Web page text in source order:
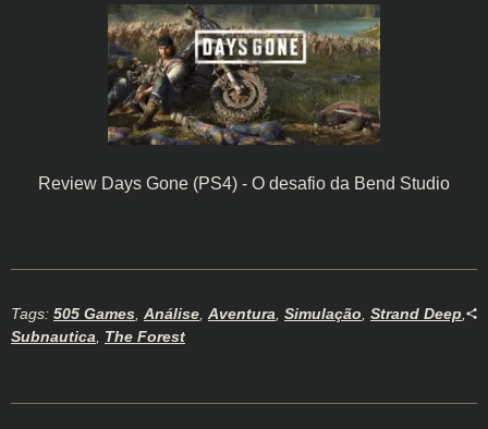
Review Days Gone (PS4) - O desafio da Bend Studio
Tags: 505 Games, Análise, Aventura, Simulação, Strand Deep,
Subnautica, The Forest